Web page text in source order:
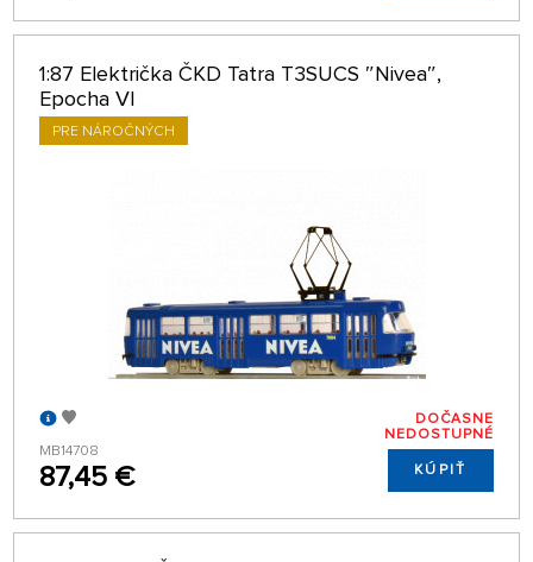
1:87 Električka ČKD Tatra T3SUCS ″Nivea″,
Epocha VI
PRE NÁROČNÝCH
MB14708
87,45 €
DOČASNE
NEDOSTUPNÉ
KÚPIŤ